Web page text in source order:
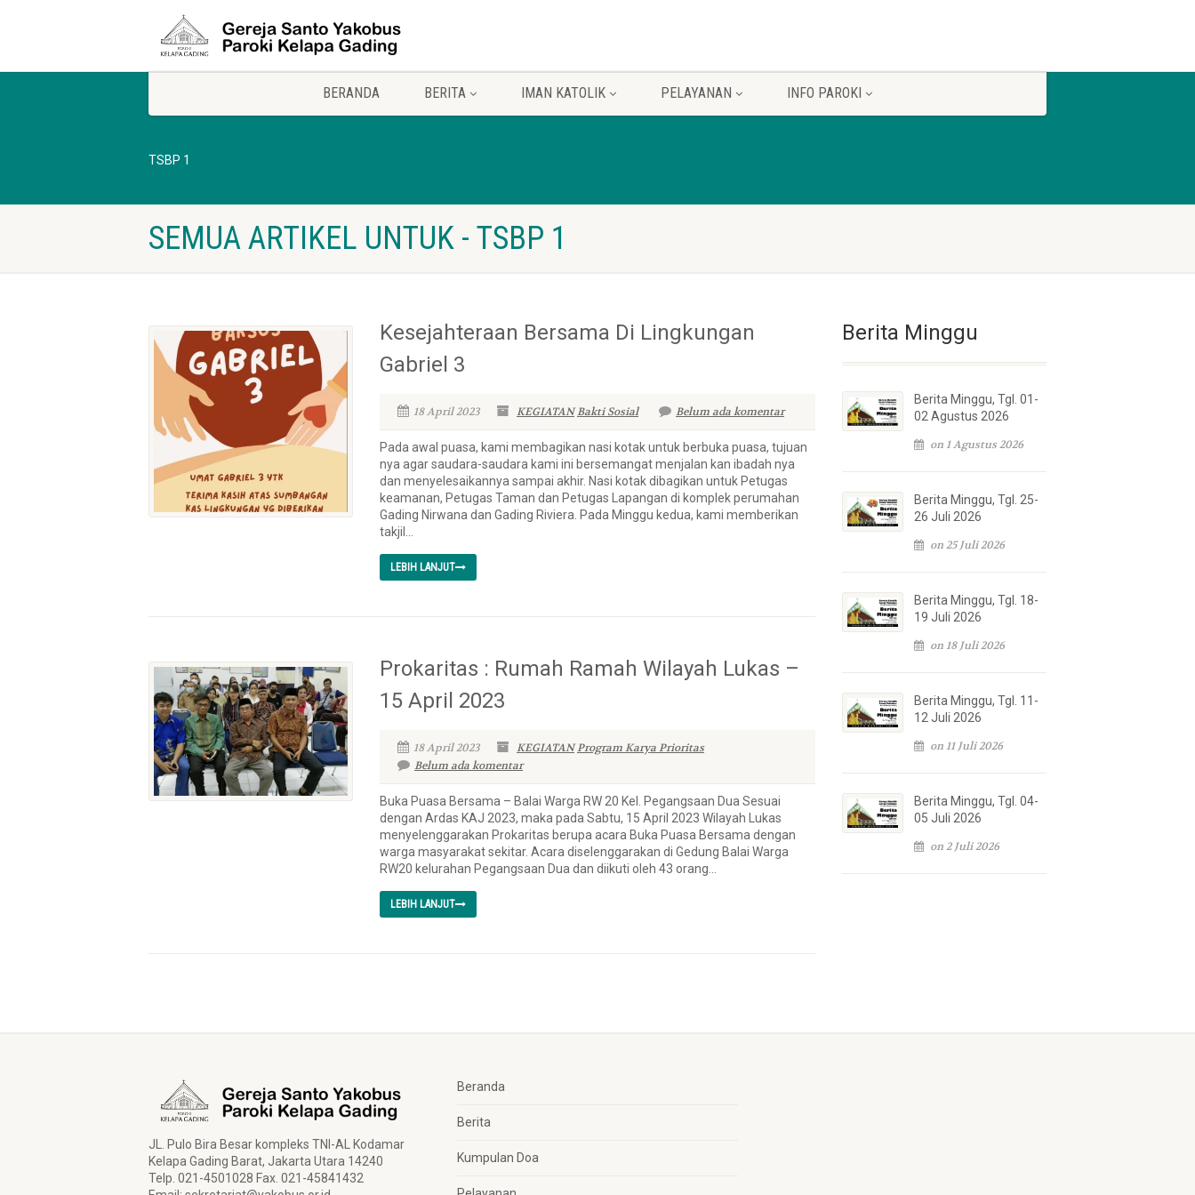
BERANDA BERITA IMAN KATOLIK PELAYANAN INFO PAROKI
TSBP 1
SEMUA ARTIKEL UNTUK - TSBP 1
Kesejahteraan Bersama Di Lingkungan
Gabriel 3
18 April 2023 KEGIATANBakti Sosial Belum ada komentar
Pada awal puasa, kami membagikan nasi kotak untuk berbuka puasa, tujuan
nya agar saudara-saudara kami ini bersemangat menjalan kan ibadah nya
dan menyelesaikannya sampai akhir. Nasi kotak dibagikan untuk Petugas
keamanan, Petugas Taman dan Petugas Lapangan di komplek perumahan
Gading Nirwana dan Gading Riviera. Pada Minggu kedua, kami memberikan
takjil...
LEBIH LANJUT
Prokaritas : Rumah Ramah Wilayah Lukas –
15 April 2023
18 April 2023 KEGIATANProgram Karya Prioritas
Belum ada komentar
Buka Puasa Bersama – Balai Warga RW 20 Kel. Pegangsaan Dua Sesuai
dengan Ardas KAJ 2023, maka pada Sabtu, 15 April 2023 Wilayah Lukas
menyelenggarakan Prokaritas berupa acara Buka Puasa Bersama dengan
warga masyarakat sekitar. Acara diselenggarakan di Gedung Balai Warga
RW20 kelurahan Pegangsaan Dua dan diikuti oleh 43 orang...
LEBIH LANJUT
Berita Minggu
Berita Minggu, Tgl. 01-
02 Agustus 2026
on 1 Agustus 2026
Berita Minggu, Tgl. 25-
26 Juli 2026
on 25 Juli 2026
Berita Minggu, Tgl. 18-
19 Juli 2026
on 18 Juli 2026
Berita Minggu, Tgl. 11-
12 Juli 2026
on 11 Juli 2026
Berita Minggu, Tgl. 04-
05 Juli 2026
on 2 Juli 2026
JL. Pulo Bira Besar kompleks TNI-AL Kodamar
Kelapa Gading Barat, Jakarta Utara 14240
Telp. 021-4501028 Fax. 021-45841432
Beranda
Berita
Kumpulan Doa